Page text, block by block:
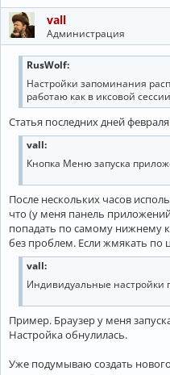
vall
Администрация
RusWolf:
Настройки запоминания
работаю как в иксовой
Статья последних дней
vall:
Кнопка Меню запуска
После нескольких часов
что (у меня панель
попадать по самому нижнему
без проблем. Если жмякать по
vall:
Индивидуальные настройки
Пример. Браузер у меня
Настройка обнулилась.
Уже подумываю создать